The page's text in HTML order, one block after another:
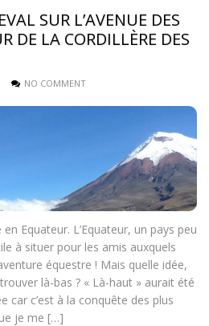
SUR L’AVENUE DES
DE LA CORDILLÈRE DES
NO COMMENT
Equateur. L’Equateur, un pays peu
à situer pour les amis auxquels
équestre ! Mais quelle idée,
là-bas ? « Là-haut » aurait été
car c’est à la conquête des plus
je me […]